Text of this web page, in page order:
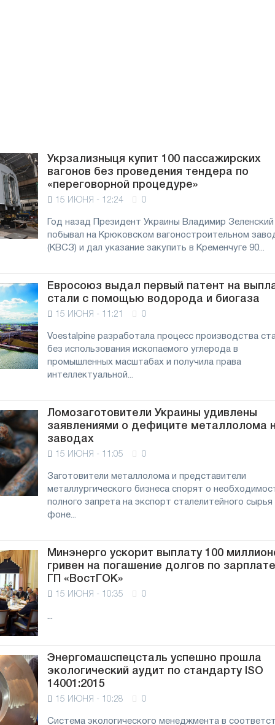
Укрзализныця купит 100 пассажирских
вагонов без проведения тендера по
«переговорной процедуре»
15 ИЮНЯ - 12:24 0
Год назад Президент Украины Владимир Зеленский
побывал на Крюковском вагоностроительном
(КВСЗ) и дал указание закупить в Кременчуге 90...
Евросоюз выдал первый патент на
стали с помощью водорода и биогаза
15 ИЮНЯ - 11:21 0
Voestalpine разработала процесс производства
без использования ископаемого углерода в
промышленных масштабах и получила права
интеллектуальной...
Ломозаготовители Украины удивлены
заявлениями о дефиците металлолома
заводах
15 ИЮНЯ - 11:05 0
Заготовители металлолома и представители
металлургического бизнеса спорят о
полного запрета на экспорт сталелитейного сырья
фоне...
Минэнерго ускорит выплату 100
гривен на погашение долгов по
ГП «ВостГОК»
15 ИЮНЯ - 10:35 0
...
Энергомашспецсталь успешно прошла
экологический аудит по стандарту ISO
14001:2015
15 ИЮНЯ - 10:28 0
Система экологического менеджмента в